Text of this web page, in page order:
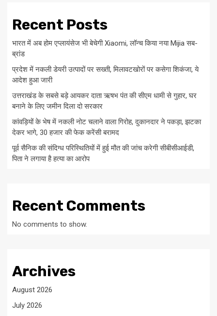
Recent Posts
भारत में अब होम एप्लायंसेज भी बेचेगी Xiaomi, लॉन्च किया नया Mijia सब-
ब्रांड
प्रदेश में नकली डेयरी उत्पादों पर सख्ती, मिलावटखोरों पर कसेगा शिकंजा, ये
आदेश हुआ जारी
उत्तराखंड के सबसे बड़े आयकर दाता ऋषभ पंत की सीएम धामी से गुहार, घर
बनाने के लिए जमीन दिला दो सरकार
कांवड़ियों के भेष में नकली नोट चलाने वाला गिरोह, दुकानदार ने पकड़ा, झटका
देकर भागे, 30 हजार की फेक करेंसी बरामद
पूर्व सैनिक की संदिग्ध परिस्थितियों में हुई मौत की जांच करेगी सीबीसीआईडी,
पिता ने लगाया है हत्या का आरोप
Recent Comments
No comments to show.
Archives
August 2026
July 2026